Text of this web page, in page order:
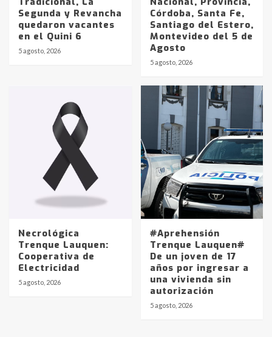
Segunda y Revancha
quedaron vacantes
en el Quini 6
5 agosto, 2026
Córdoba, Santa Fe,
Santiago del Estero,
Montevideo del 5 de
Agosto
5 agosto, 2026
Necrológica
Trenque Lauquen:
Cooperativa de
Electricidad
5 agosto, 2026
#Aprehensión
Trenque Lauquen#
De un joven de 17
años por ingresar a
una vivienda sin
autorización
5 agosto, 2026
Identidad de los adolescentes
pampeanos que fueron
en la mañana del lunes
Accidente en Ruta 5: falleció un
joven de Trenque Lauquen
Los precios de los combustibles en
La Pampa, desde YPF hasta Axion
entre 857 a 1338 pesos
La Bolsa de Cereales de Bahía
Blanca anticipa que Agosto vendrá
con lluvias y heladas, en gran parte